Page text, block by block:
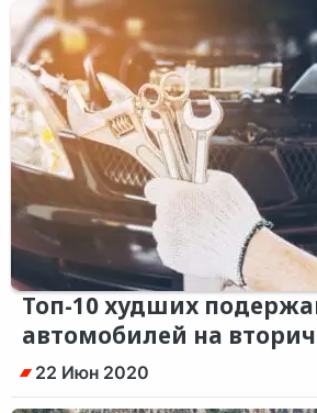
Топ-10 худших
автомобилей на
22 Июн 2020